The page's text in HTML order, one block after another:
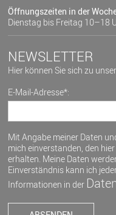
Öffnungszeiten in der
Dienstag bis Freitag 10–18
NEWSLETTER
Hier können Sie sich zu
E-Mail-Adresse*:
Mit Angabe meiner Daten
mich einverstanden, den
erhalten. Meine Daten
Einverständnis kann ich
Informationen in der